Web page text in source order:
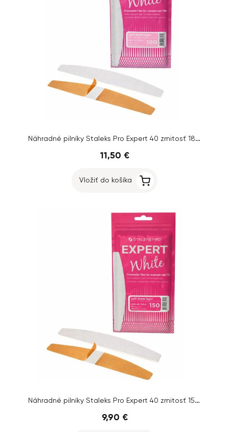
Náhradné pilníky Staleks Pro Expert 40 zrnitosť 180, 30 ks
11,50 €
Vložiť do košíka
Náhradné pilníky Staleks Pro Expert 40 zrnitosť 150, 30 ks
9,90 €